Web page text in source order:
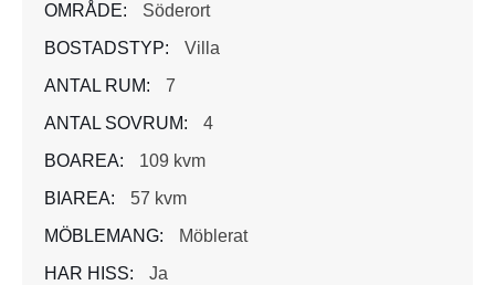
OMRÅDE:
Söderort
BOSTADSTYP:
Villa
ANTAL RUM:
7
ANTAL SOVRUM:
4
BOAREA:
109 kvm
BIAREA:
57 kvm
MÖBLEMANG:
Möblerat
HAR HISS:
Ja